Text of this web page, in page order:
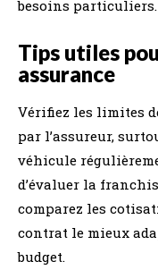
besoins particuliers.
Tips utiles
assurance
Vérifiez les limites
par l’assureur,
véhicule
d’évaluer la
comparez les
contrat le mieux
budget.